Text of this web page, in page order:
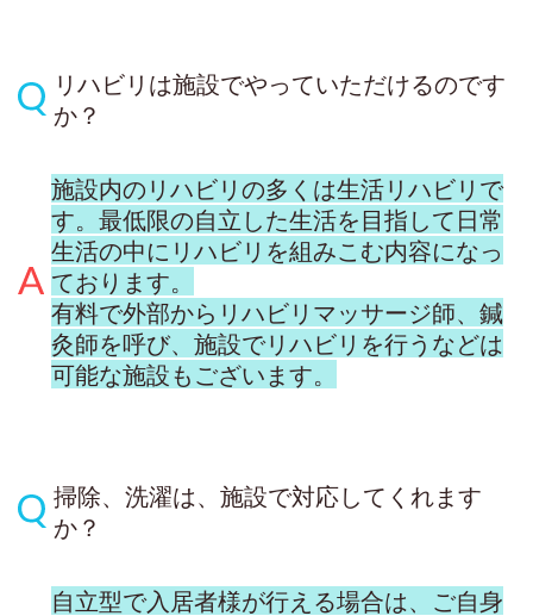
リハビリは施設でやっていただけるのです
か？
施設内のリハビリの多くは生活リハビリで
す。最低限の自立した生活を目指して日常
生活の中にリハビリを組みこむ内容になっ
ております。
有料で外部からリハビリマッサージ師、鍼
灸師を呼び、施設でリハビリを行うなどは
可能な施設もございます。
掃除、洗濯は、施設で対応してくれます
か？
自立型で入居者様が行える場合は、ご自身